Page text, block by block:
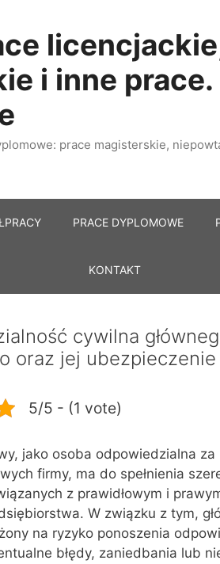
i inne
prace magisterskie,
PRACE DYPLOMOWE
KONTAKT
cywilna
oraz jej ubezpieczenie
5/5 - (1 vote)
jako osoba odpowiedzialna
firmy, ma do spełnienia
z prawidłowym i
W związku z tym,
na ryzyko ponoszenia
błędy, zaniedbania lub